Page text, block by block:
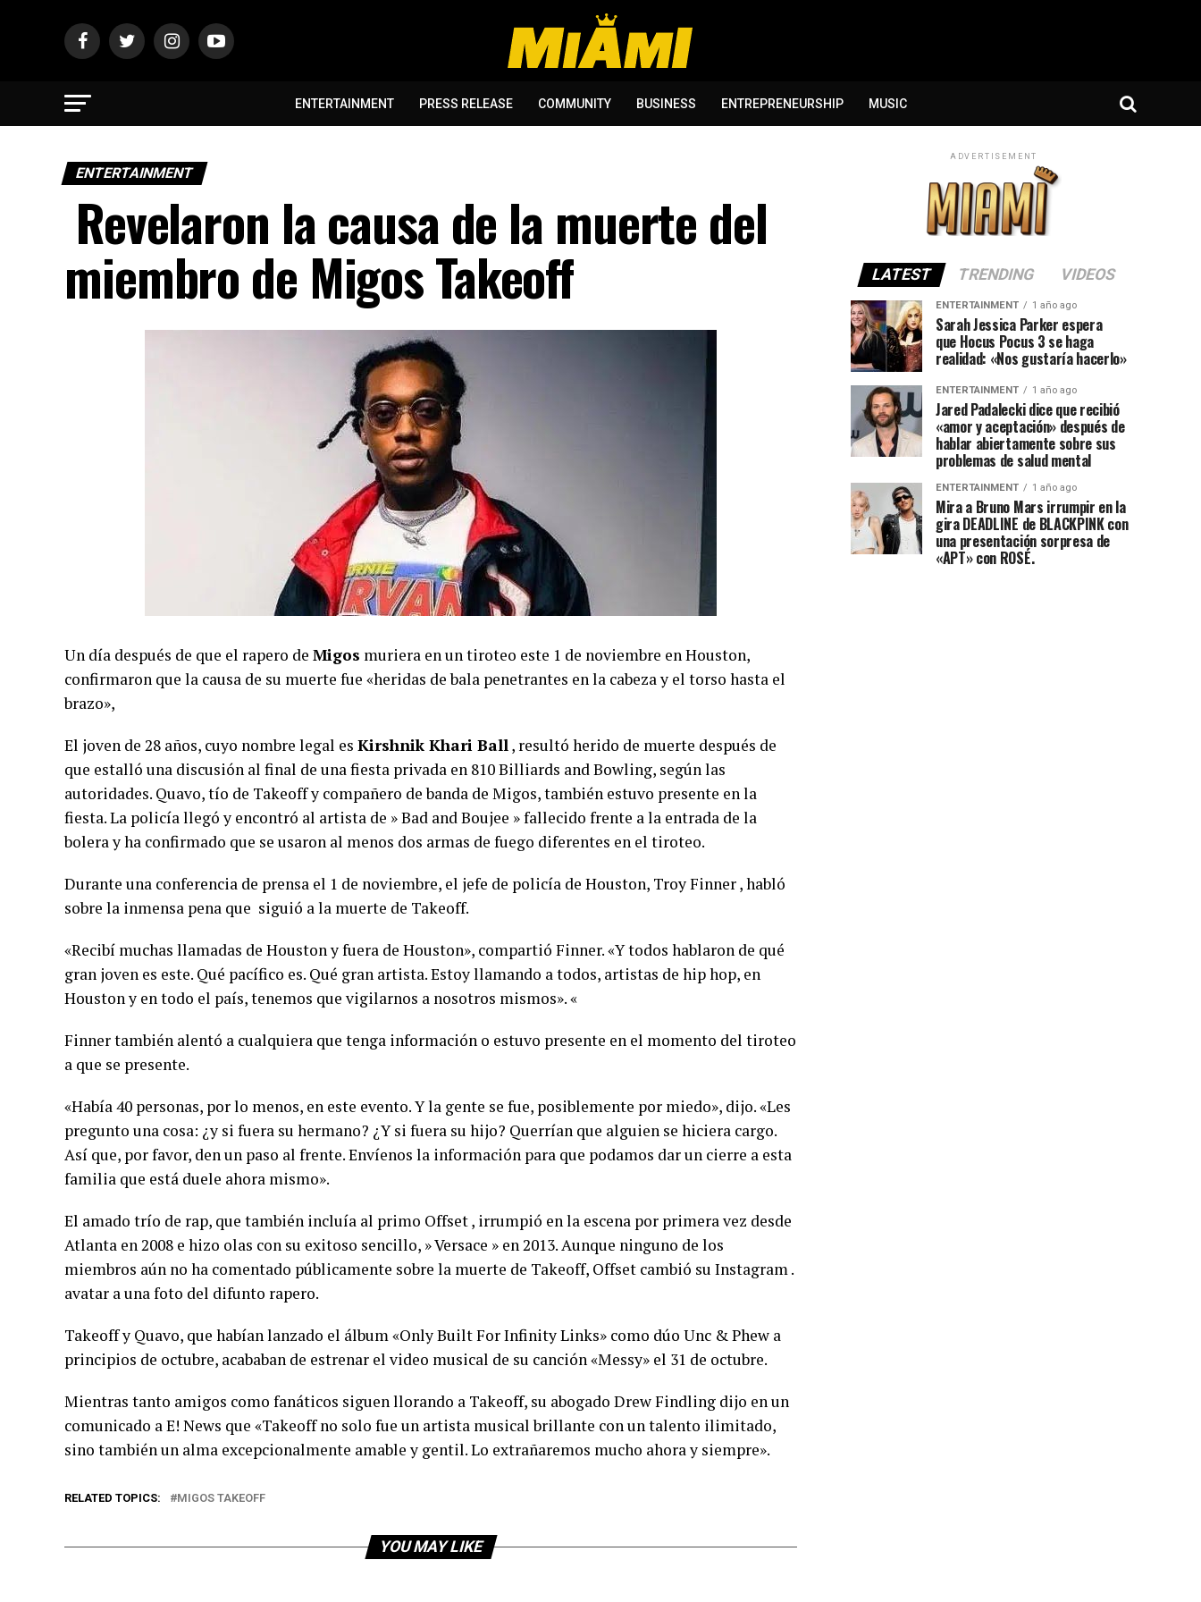
ENTERTAINMENT PRESS RELEASE COMMUNITY BUSINESS ENTREPRENEURSHIP MUSIC
ENTERTAINMENT
Revelaron la causa de la muerte del
miembro de Migos Takeoff
Un día después de que el rapero de Migos muriera en un tiroteo este 1 de noviembre en Houston,
confirmaron que la causa de su muerte fue «heridas de bala penetrantes en la cabeza y el torso hasta el
brazo»,
El joven de 28 años, cuyo nombre legal es Kirshnik Khari Ball, resultó herido de muerte después de
que estalló una discusión al final de una fiesta privada en 810 Billiards and Bowling, según las
autoridades. Quavo, tío de Takeoff y compañero de banda de Migos, también estuvo presente en la
fiesta. La policía llegó y encontró al artista de » Bad and Boujee » fallecido frente a la entrada de la
bolera y ha confirmado que se usaron al menos dos armas de fuego diferentes en el tiroteo.
Durante una conferencia de prensa el 1 de noviembre, el jefe de policía de Houston, Troy Finner , habló
sobre la inmensa pena que siguió a la muerte de Takeoff.
«Recibí muchas llamadas de Houston y fuera de Houston», compartió Finner. «Y todos hablaron de qué
gran joven es este. Qué pacífico es. Qué gran artista. Estoy llamando a todos, artistas de hip hop, en
Houston y en todo el país, tenemos que vigilarnos a nosotros mismos». «
Finner también alentó a cualquiera que tenga información o estuvo presente en el momento del tiroteo
a que se presente.
«Había 40 personas, por lo menos, en este evento. Y la gente se fue, posiblemente por miedo», dijo. «Les
pregunto una cosa: ¿y si fuera su hermano? ¿Y si fuera su hijo? Querrían que alguien se hiciera cargo.
Así que, por favor, den un paso al frente. Envíenos la información para que podamos dar un cierre a esta
familia que está duele ahora mismo».
El amado trío de rap, que también incluía al primo Offset , irrumpió en la escena por primera vez desde
Atlanta en 2008 e hizo olas con su exitoso sencillo, » Versace » en 2013. Aunque ninguno de los
miembros aún no ha comentado públicamente sobre la muerte de Takeoff, Offset cambió su Instagram .
avatar a una foto del difunto rapero.
Takeoff y Quavo, que habían lanzado el álbum «Only Built For Infinity Links» como dúo Unc & Phew a
principios de octubre, acababan de estrenar el video musical de su canción «Messy» el 31 de octubre.
Mientras tanto amigos como fanáticos siguen llorando a Takeoff, su abogado Drew Findling dijo en un
comunicado a E! News que «Takeoff no solo fue un artista musical brillante con un talento ilimitado,
sino también un alma excepcionalmente amable y gentil. Lo extrañaremos mucho ahora y siempre».
RELATED TOPICS: MIGOS TAKEOFF
YOU MAY LIKE
ADVERTISEMENT
LATEST TRENDING VIDEOS
ENTERTAINMENT 1 año ago
Sarah Jessica Parker espera
que Hocus Pocus 3 se haga
realidad: «Nos gustaría hacerlo»
ENTERTAINMENT 1 año ago
Jared Padalecki dice que recibió
«amor y aceptación» después de
hablar abiertamente sobre sus
problemas de salud mental
ENTERTAINMENT 1 año ago
Mira a Bruno Mars irrumpir en la
gira DEADLINE de BLACKPINK con
una presentación sorpresa de
«APT» con ROSÉ.